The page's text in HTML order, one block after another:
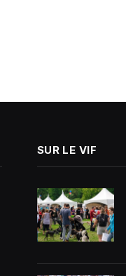
SUR LE VIF